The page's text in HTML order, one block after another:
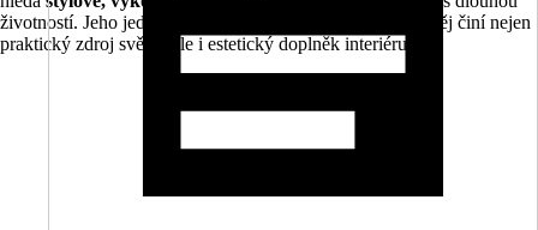
životností. Jeho jedinečný design a kvalitní zpracování z něj činí nejen
praktický zdroj světla, ale i estetický doplněk interiéru.